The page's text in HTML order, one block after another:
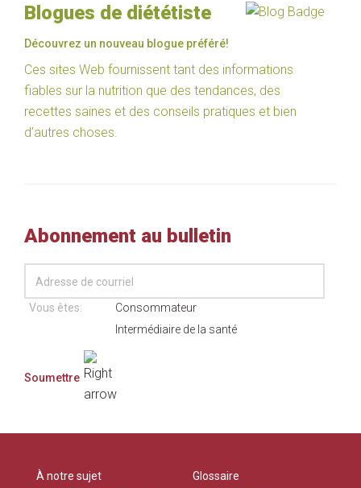
Blogues de diététiste
Découvrez un nouveau blogue préféré!
Ces sites Web fournissent tant des informations
fiables sur la nutrition que des tendances, des
recettes saines et des conseils pratiques et bien
d’autres choses.
Abonnement au bulletin
Vous êtes:
Consommateur
Intermédiaire de la santé
À notre sujet
Glossaire